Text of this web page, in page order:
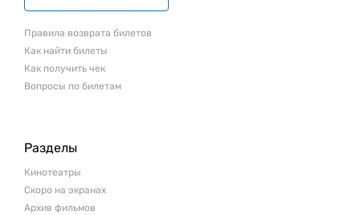
Правила возврата билетов
Как найти билеты
Как получить чек
Вопросы по билетам
Разделы
Кинотеатры
Скоро на экранах
Архив фильмов